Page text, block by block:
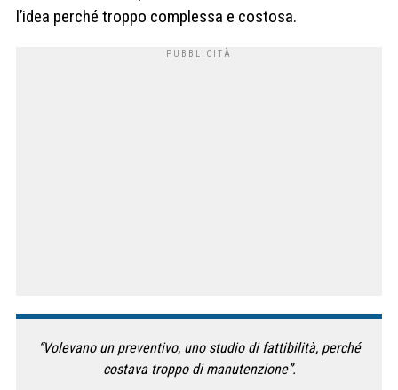
l’idea perché troppo complessa e costosa.
“Volevano un preventivo, uno studio di fattibilità, perché
costava troppo di manutenzione”.